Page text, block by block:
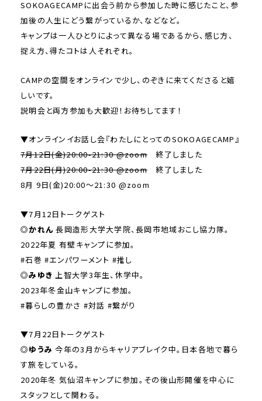
SOKOAGECAMPに出会う前から参加した時に感じたこと、参
加後の人生にどう繋がっているか、などなど。
キャンプは一人ひとりによって異なる場であるから、感じ方、
捉え方、得たコトは人それぞれ。
CAMPの空間をオンラインで少し、のぞきに来てくださると嬉
しいです。
説明会と両方参加も大歓迎！お待ちしてます！
▼オンラインイお話し会『わたしにとってのSOKOAGECAMP』
7月12日(金)20:00-21:30 @zoom 終了しました
7月22日(月)20:00-21:30 @zoom 終了しました
8月 9日(金)20:00〜21:30 @zoom
▼7月12日トークゲスト
◎かれん 長岡造形大学大学院、長岡市地域おこし協力隊。
2022年夏 有壁キャンプに参加。
#石巻 #エンパワーメント #推し
◎みゆき 上智大学3年生、休学中。
2023年冬金山キャンプに参加。
#暮らしの豊かさ #対話 #繋がり
▼7月22日トークゲスト
◎ゆうみ 今年の3月からキャリアブレイク中。日本各地で暮ら
す旅をしている。
2020年冬 気仙沼キャンプに参加。その後山形開催を中心に
スタッフとして関わる。